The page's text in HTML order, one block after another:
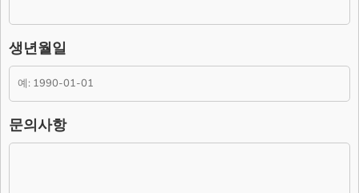
– 보존 항목 : 이름, 연락처, 문의사항.
– 보존 근거 : 소비자의 불만 또는 분쟁처리에 관한 기록.(전자상거래
등에서의 소비자보호에 관한 법률.)
4. 부동의에 따른 고지사항
위 개인정보 제공에 대해서 부동의할 수 있으나, 이 경우 게시판의 내
용 입력을 할 수 없어 관심고객 등록이 불가능합니다.
생년월일
문의사항